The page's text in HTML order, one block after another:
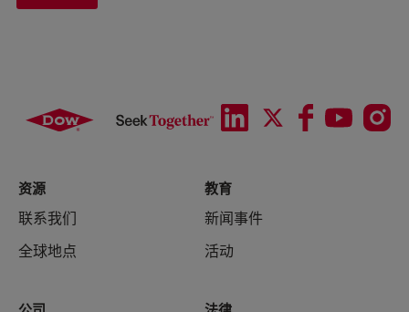
资源
联系我们
全球地点
教育
新闻事件
活动